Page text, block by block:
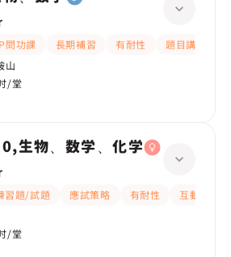
問功課 長期補習 有耐性 題目講解
山
/堂
生物、数学、化学
習題/試題 應試策略 有耐性
互動教學
/堂